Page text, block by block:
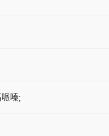
嗪;